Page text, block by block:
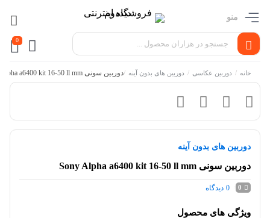
منو
0
خانه / دوربین عکاسی / دوربین های بدون آینه /دوربین سونی Sony Alpha a6400 kit 16-50 ll mm
دوربین های بدون آینه
دوربین سونی Sony Alpha a6400 kit 16-50 ll mm
0
0 دیدگاه
ویژگی های محصول